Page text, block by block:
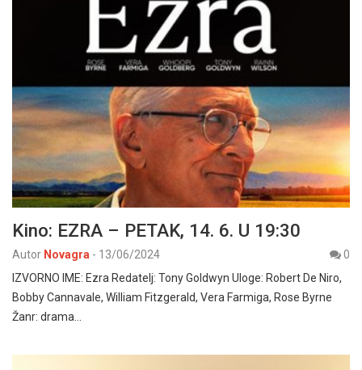
Kino: EZRA – PETAK, 14. 6. U 19:30
Autor Novagra - 13/06/2024
0
IZVORNO IME: Ezra Redatelj: Tony Goldwyn Uloge: Robert De Niro,
Bobby Cannavale, William Fitzgerald, Vera Farmiga, Rose Byrne
Žanr: drama…